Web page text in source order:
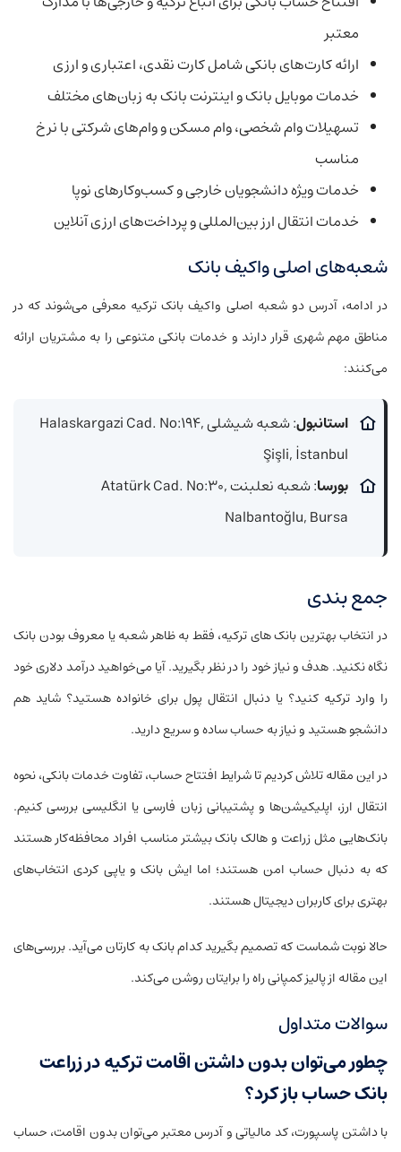
معتبر
ارائه کارت‌های بانکی شامل کارت نقدی، اعتباری و ارزی
خدمات موبایل بانک و اینترنت بانک به زبان‌های مختلف
تسهیلات وام شخصی، وام مسکن و وام‌های شرکتی با نرخ
مناسب
خدمات ویژه دانشجویان خارجی و کسب‌وکارهای نوپا
خدمات انتقال ارز بین‌المللی و پرداخت‌های ارزی آنلاین
شعبه‌های اصلی واکیف بانک
در ادامه، آدرس دو شعبه‌ اصلی واکیف بانک ترکیه معرفی می‌شوند که در
مناطق مهم شهری قرار دارند و خدمات بانکی متنوعی را به مشتریان ارائه
می‌کنند:
استانبول
: شعبه شیشلی Halaskargazi Cad. No:۱۹۴,
Şişli, İstanbul
بورسا
: شعبه نعلبنت Atatürk Cad. No:۳۰,
Nalbantoğlu, Bursa
جمع بندی
در انتخاب بهترین بانک‌ های ترکیه، فقط به ظاهر شعبه یا معروف بودن بانک
نگاه نکنید. هدف و نیاز خود را در نظر بگیرید. آیا می‌خواهید درآمد دلاری خود
را وارد ترکیه کنید؟ یا دنبال انتقال پول برای خانواده هستید؟ شاید هم
دانشجو هستید و نیاز به حساب ساده و سریع دارید.
در این مقاله تلاش کردیم تا شرایط افتتاح حساب، تفاوت خدمات بانکی، نحوه
انتقال ارز، اپلیکیشن‌ها و پشتیبانی زبان فارسی یا انگلیسی بررسی کنیم.
بانک‌هایی مثل زراعت و هالک بانک بیشتر مناسب افراد محافظه‌کار هستند
که به دنبال حساب امن هستند؛ اما ایش بانک و یاپی کردی انتخاب‌های
بهتری برای کاربران دیجیتال هستند.
حالا نوبت شماست که تصمیم بگیرید کدام بانک به کارتان می‌آید. بررسی‌های
این مقاله از پالیز کمپانی راه را برایتان روشن می‌کند.
سوالات متداول
چطور می‌توان بدون داشتن اقامت ترکیه در زراعت
بانک حساب باز کرد؟
با داشتن پاسپورت، کد مالیاتی و آدرس معتبر می‌توان بدون اقامت، حساب